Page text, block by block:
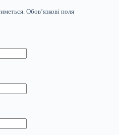
Обов’язкові поля